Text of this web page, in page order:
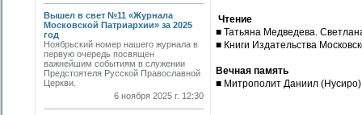
Вышел в свет №11 «Журнала
Московской Патриархии» за 2025
год
Ноябрьский номер нашего журнала в
первую очередь посвящен
важнейшим событиям в служении
Предстоятеля Русской Православной
Церкви.
6 ноября 2025 г. 12:30
Чтение
■ Татьяна Медведева.
■ Книги Издательства
Вечная память
■ Митрополит Даниил (Нусиро)